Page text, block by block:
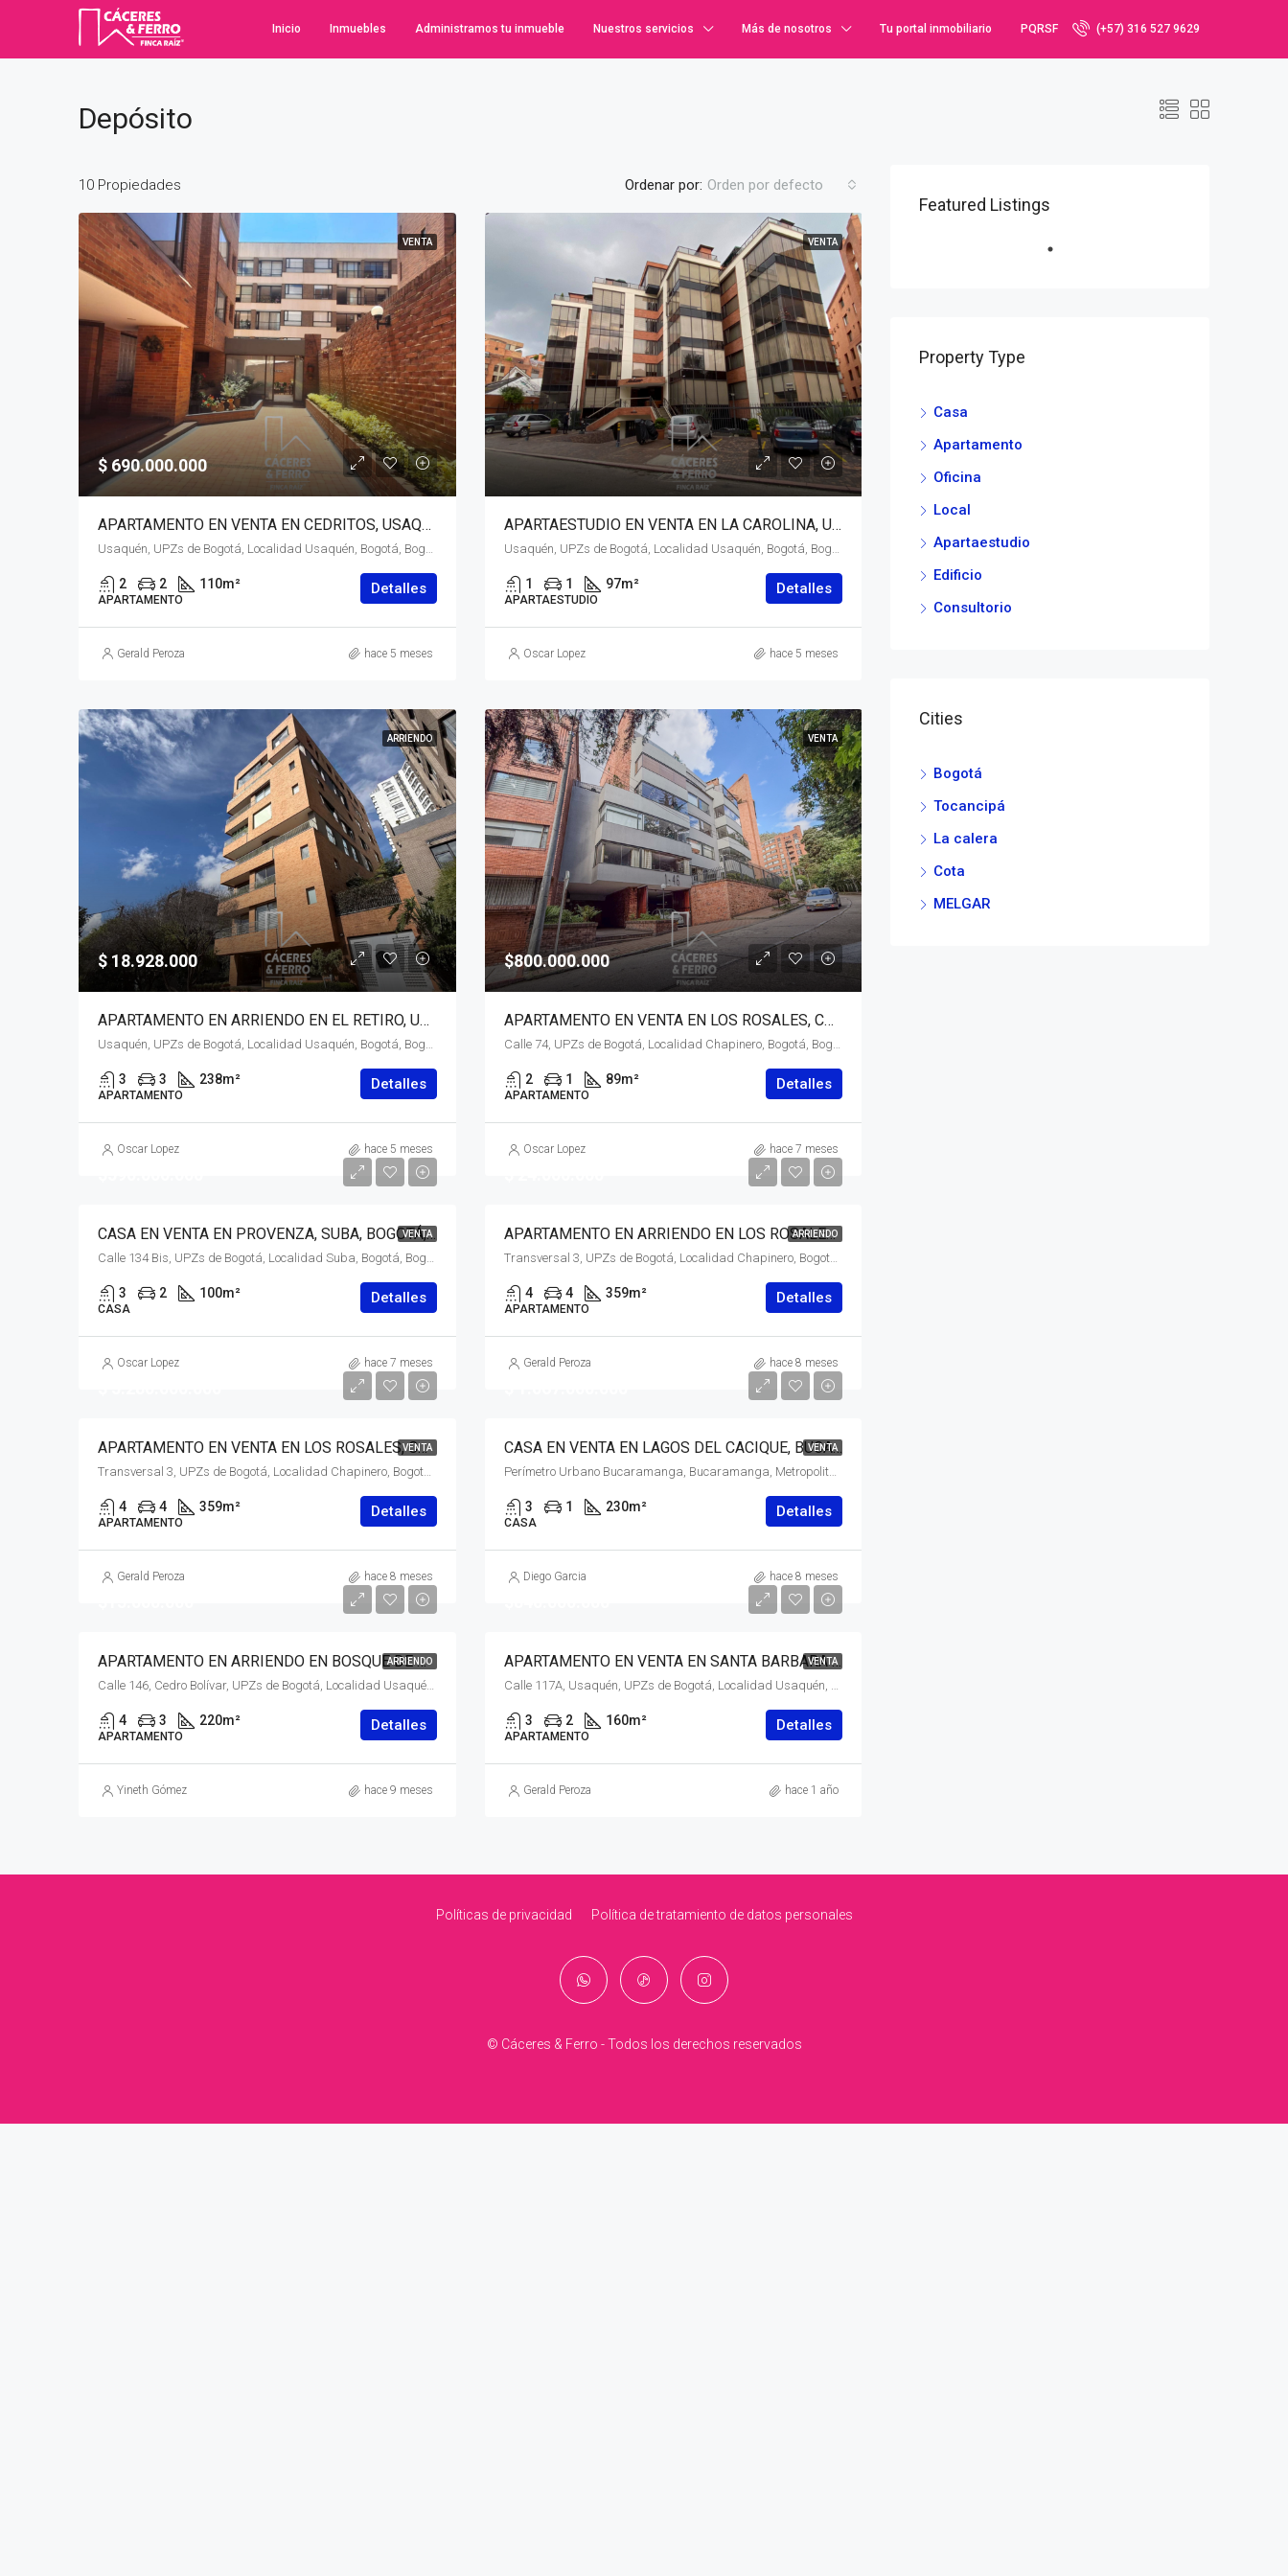
Inicio Inmuebles Administramos tu inmueble Nuestros servicios Más de nosotros Tu portal inmobiliario PQRSF (+57) 316 527 9629
Depósito
10 Propiedades Ordenar por: Orden por defecto
VENTA
$ 690.000.000
APARTAMENTO EN VENTA EN CEDRITOS, USAQUÉN, BOGOTÁ, D.C. – (964)
2 2 110m²
APARTAMENTO
Detalles
Gerald Peroza hace 5 meses
VENTA
APARTAESTUDIO EN VENTA EN LA CAROLINA, USAQUÉN, BOGOTÁ, D.C. – (965)
1 1 97m²
APARTAESTUDIO
Detalles
Oscar Lopez hace 5 meses
ARRIENDO
$ 18.928.000
APARTAMENTO EN ARRIENDO EN EL RETIRO, USAQUÉN, BOGOTÁ, D.C. – (970)
Usaquén, UPZs de Bogotá, Localidad Usaquén, Bogotá, Bogotá, Distrito Capital, RAP (Especial) Central, 110111, Colombia
3 3 238m²
APARTAMENTO
Detalles
Oscar Lopez hace 5 meses
VENTA
$800.000.000
APARTAMENTO EN VENTA EN LOS ROSALES, CHAPINERO, BOGOTÁ, D.C.
Calle 74, UPZs de Bogotá, Localidad Chapinero, Bogotá, Bogotá, Distrito Capital, RAP (Especial) Central, 110221, Colombia
2 1 89m²
APARTAMENTO
Detalles
Oscar Lopez hace 7 meses
VENTACASA EN VENTA EN PROVENZA, SUBA, BOGOTÁ, D.C
Calle 134 Bis, UPZs de Bogotá, Localidad Suba, Bogotá, Bogotá, Distrito Capital, RAP (Especial) Central, 111156, Colombia
3 2 100m²
CASA
Detalles
Oscar Lopez hace 7 meses
ARRIENDO
APARTAMENTO EN ARRIENDO EN LOS ROSALES, CHAPINERO, BOGOTÁ, D.C. – (915)
Transversal 3, UPZs de Bogotá, Localidad Chapinero, Bogotá, Bogotá, Distrito Capital, RAP (Especial) Central, 110221, Colombia
4 4 359m²
APARTAMENTO
Detalles
Gerald Peroza hace 8 meses
VENTA
APARTAMENTO EN VENTA EN LOS ROSALES, CHAPINERO, BOGOTÁ, D.C. – (914)
Transversal 3, UPZs de Bogotá, Localidad Chapinero, Bogotá, Bogotá, Distrito Capital, RAP (Especial) Central, 110221, Colombia
4 4 359m²
APARTAMENTO
Detalles
Gerald Peroza hace 8 meses
VENTACASA EN VENTA EN LAGOS DEL CACIQUE, BUCARAMANGA, BUCARAMANGA
Perímetro Urbano Bucaramanga, Bucaramanga, Metropolitana, Santander, RAP Gran Santander, Colombia
3 1 230m²
CASA
Detalles
Diego Garcia hace 8 meses
ARRIENDO
APARTAMENTO EN ARRIENDO EN BOSQUE DE PINOS, USAQUÉN, BOGOTÁ, D.C.
Calle 146, Cedro Bolívar, UPZs de Bogotá, Localidad Usaquén, Bogotá, Bogotá, Distrito Capital, RAP (Especial) Central, 110121, Colombia
4 3 220m²
APARTAMENTO
Detalles
Yineth Gómez hace 9 meses
VENTAAPARTAMENTO EN VENTA EN SANTA BARBARA ORIENTAL, USAQUÉN, BOGOTÁ
Calle 117A, Usaquén, UPZs de Bogotá, Localidad Usaquén, Bogotá, Bogotá, Distrito Capital, RAP (Especial) Central, 110111, Colombia
3 2 160m²
APARTAMENTO
Detalles
Gerald Peroza hace 1 año
Featured Listings
Property Type
Casa
Apartamento
Oficina
Local
Apartaestudio
Edificio
Consultorio
Cities
Bogotá
Tocancipá
La calera
Cota
MELGAR
Políticas de privacidad Política de tratamiento de datos personales
© Cáceres & Ferro - Todos los derechos reservados